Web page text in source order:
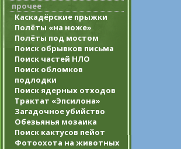
прочее
Каскадёрские прыжки
Полёты «на ноже»
Полёты под мостом
Поиск обрывков письма
Поиск частей НЛО
Поиск обломков
подлодки
Поиск ядерных отходов
Трактат «Эпсилона»
Загадочное убийство
Обезьянья мозаика
Поиск кактусов пейот
Фотоохота на животных